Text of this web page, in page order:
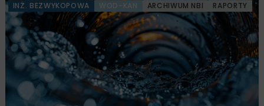
INŻ. BEZWYKOPOWA WOD-KAN ARCHIWUM NBI RAPORTY